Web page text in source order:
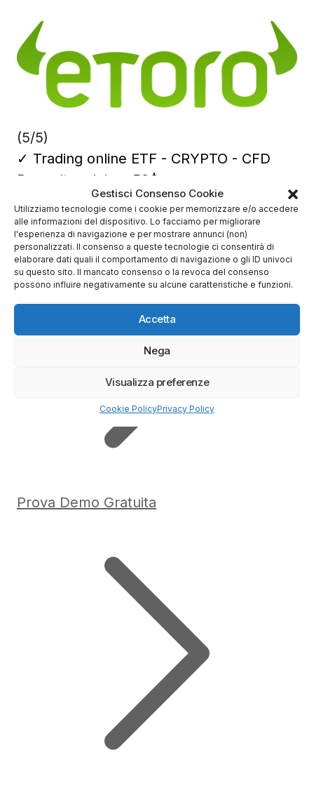
Gestisci Consenso Cookie
Utilizziamo tecnologie come i cookie per memorizzare e/o accedere
alle informazioni del dispositivo. Lo facciamo per migliorare
l'esperienza di navigazione e per mostrare annunci (non)
personalizzati. Il consenso a queste tecnologie ci consentirà di
elaborare dati quali il comportamento di navigazione o gli ID univoci
su questo sito. Il mancato consenso o la revoca del consenso
possono influire negativamente su alcune caratteristiche e funzioni.
Accetta
Nega
Visualizza preferenze
Cookie PolicyPrivacy Policy
(5/5)
✓ Trading online ETF - CRYPTO - CFD
Deposito minimo
50$
✔️ Broker regolamentato
Prova Demo Gratuita